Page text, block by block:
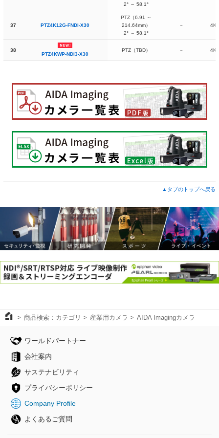
2° ～ 58.1°
37 PTZ4K12G-FNDI-X30
PTZ（6.91 ～
214.64mm）
2° ～ 58.1°
－ 4K
38
PTZ4KWP-NDI3-X30
PTZ（TBD） － 4K
▲タブのトップへ戻る
商品検索：カテゴリ 産業用カメラ AIDA Imagingカメラ
ワールドパートナー
会社案内
サステナビリティ
プライバシーポリシー
Company Profile
よくあるご質問